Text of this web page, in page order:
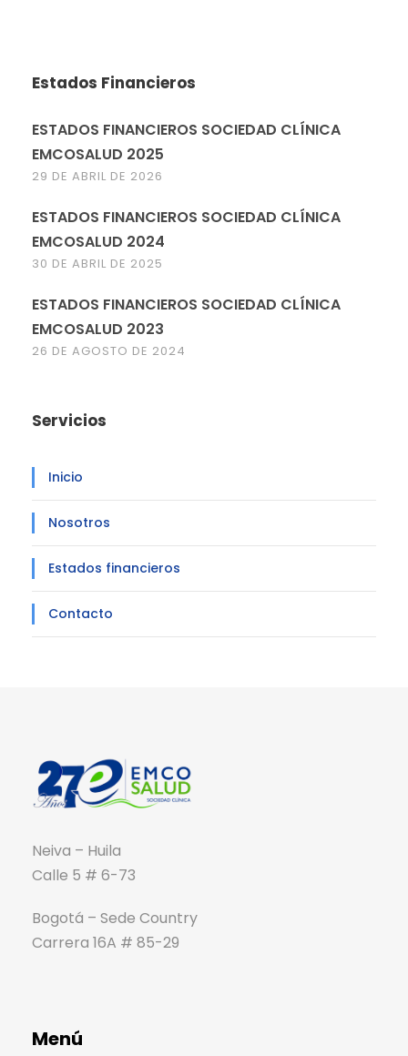
Estados Financieros
ESTADOS FINANCIEROS SOCIEDAD CLÍNICA
EMCOSALUD 2025
29 DE ABRIL DE 2026
ESTADOS FINANCIEROS SOCIEDAD CLÍNICA
EMCOSALUD 2024
30 DE ABRIL DE 2025
ESTADOS FINANCIEROS SOCIEDAD CLÍNICA
EMCOSALUD 2023
26 DE AGOSTO DE 2024
Servicios
Inicio
Nosotros
Estados financieros
Contacto
Neiva – Huila
Calle 5 # 6-73
Bogotá – Sede Country
Carrera 16A # 85-29
Menú